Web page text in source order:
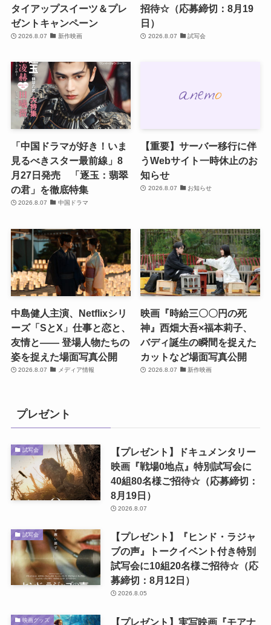
タイアップスイーツ＆プレ
ゼントキャンペーン
2026.8.07 新作映画
招待☆（応募締切：8月19
日）
2026.8.07 試写会
「中国ドラマが好き！いま
見るべきスター最前線」8
月27日発売 「逐玉：翡翠
の君」を徹底特集
2026.8.07 中国ドラマ
【重要】サーバー移行に伴
うWebサイト一時休止のお
知らせ
2026.8.07 お知らせ
中島健人主演、Netflixシリ
ーズ「SとX」仕事と恋と、
友情と―― 登場人物たちの
姿を捉えた場面写真公開
2026.8.07 メディア情報
映画『時給三〇〇円の死
神』西畑大吾×福本莉子、
バディ誕生の瞬間を捉えた
カットなど場面写真公開
2026.8.07 新作映画
プレゼント
試写会
【プレゼント】ドキュメンタリー
映画『戦場0地点』特別試写会に
40組80名様ご招待☆（応募締切：
8月19日）
2026.8.07
試写会
【プレゼント】『ヒンド・ラジャ
ブの声』トークイベント付き特別
試写会に10組20名様ご招待☆（応
募締切：8月12日）
2026.8.05
映画グッズ 【プレゼント】実写映画『モアナ